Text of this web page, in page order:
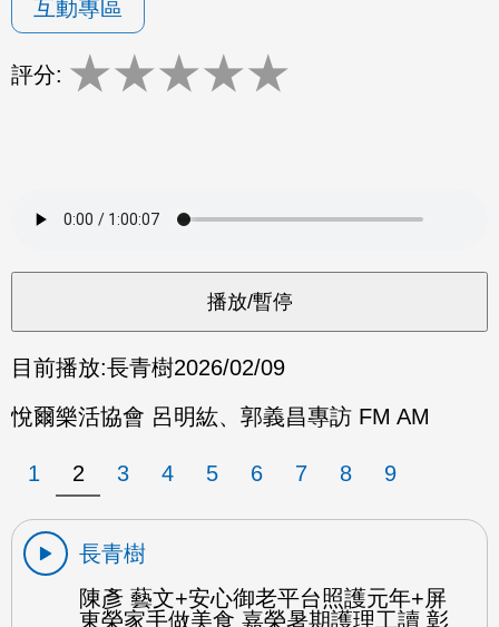
互動專區
評分: ★★★★★
目前播放:長青樹2026/02/09
悅爾樂活協會 呂明紘、郭義昌專訪 FM AM
1 2 3 4 5 6 7 8 9
長青樹
陳彥 藝文+安心御老平台照護元年+屏
東榮家手做美食 嘉榮暑期護理工讀 彰